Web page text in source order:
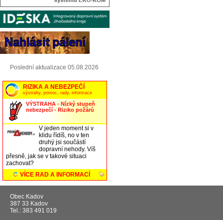
Poslední aktualizace 05.08.2026
Obec Kadov
387 33 Kadov
Tel.: 383 491 019